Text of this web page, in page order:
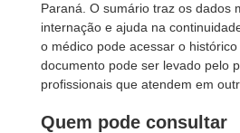
Paraná. O sumário traz os dados
internação e ajuda na
o médico pode acessar o
documento pode ser levado pelo
profissionais que atendem em
Quem pode consultar